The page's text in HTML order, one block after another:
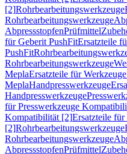
[2]Rohrbearbeitungswerkzeuge
Rohrbearbeitungswerkzeuge
AbpressstopfenPrüfmittel
für Geberit PushFitErsatzteile
PushFit
Rohrbearbeitungswerkzeuge
MeplaErsatzteile für
MeplaHandpresswerkzeuge
Handpresswerkzeuge
für Presswerkzeuge
Kompatibilität [2]Ersatzteile
[2]Rohrbearbeitungswerkzeuge
Rohrbearbeitungswerkzeuge
AbpressstopfenPrüfmittel